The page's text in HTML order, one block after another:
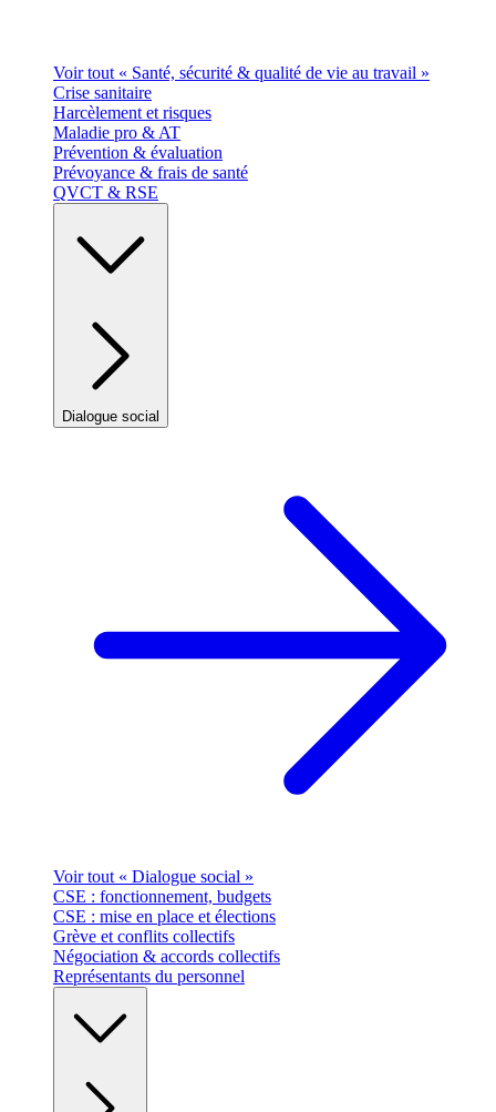
Voir tout « Santé, sécurité & qualité de vie au travail »
Crise sanitaire
Harcèlement et risques
Maladie pro & AT
Prévention & évaluation
Prévoyance & frais de santé
QVCT & RSE
Dialogue social
Voir tout « Dialogue social »
CSE : fonctionnement, budgets
CSE : mise en place et élections
Grève et conflits collectifs
Négociation & accords collectifs
Représentants du personnel